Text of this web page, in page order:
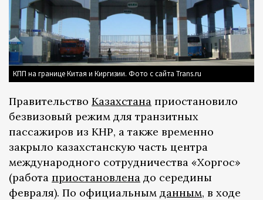
КПП на границе Китая и Киргизии. Фото с сайта Trans.ru
Правительство Казахстана приостановило
безвизовый режим для транзитных
пассажиров из КНР, а также временно
закрыло казахстанскую часть центра
международного сотрудничества «Хоргос»
(работа приостановлена до середины
февраля). По официальным данным, в ходе